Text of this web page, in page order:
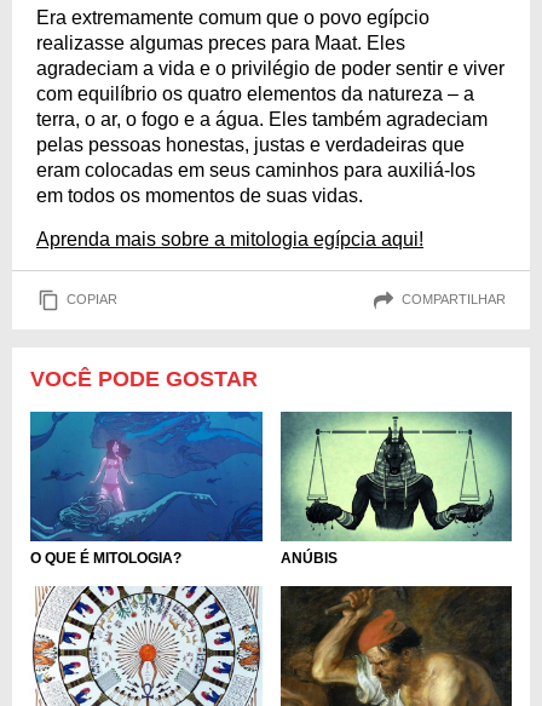
Era extremamente comum que o povo egípcio
realizasse algumas preces para Maat. Eles
agradeciam a vida e o privilégio de poder sentir e viver
com equilíbrio os quatro elementos da natureza – a
terra, o ar, o fogo e a água. Eles também agradeciam
pelas pessoas honestas, justas e verdadeiras que
eram colocadas em seus caminhos para auxiliá-los
em todos os momentos de suas vidas.
Aprenda mais sobre a mitologia egípcia aqui!
COPIAR COMPARTILHAR
VOCÊ PODE GOSTAR
O QUE É MITOLOGIA? ANÚBIS